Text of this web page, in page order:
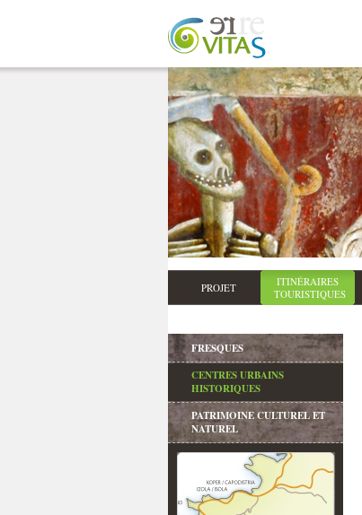
PROJET
ITINÉRAIRES
TOURISTIQUES
FRESQUES
CENTRES URBAINS
HISTORIQUES
PATRIMOINE CULTUREL ET
NATUREL